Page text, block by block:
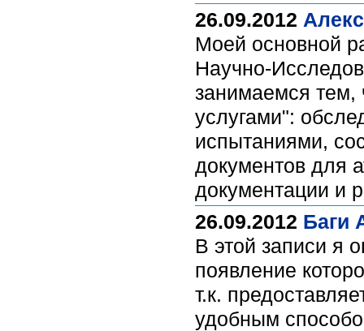
26.09.2012
Моей основной
Научно-
занимаемся тем,
услугами":
испытаниями,
документов для
документации и
26.09.2012 Баги
В этой записи я
появление
т.к.
удобным